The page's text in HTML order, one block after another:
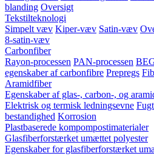
blanding Oversigt
Tekstilteknologi
Simpelt væv Kiper-væv Satin-væv
8-satin-væv
Carbonfiber
Rayon-processen PAN-processen
egenskaber af carbonfibre Prepregs
Aramidfiber
Egenskaber af glas-, carbon-, og
Elektrisk og termisk ledningsevne
bestandighed Korrosion
Plastbaserede kompompostimaterialer
Glasfiberforstærket umættet polyester
Egenskaber for glasfiberforstærket